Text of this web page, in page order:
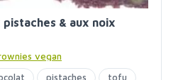
pistaches & aux noix
vegan
pistaches tofu